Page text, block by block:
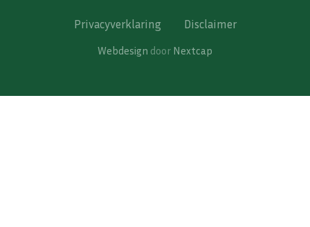
Privacyverklaring Disclaimer
Webdesign door Nextcap